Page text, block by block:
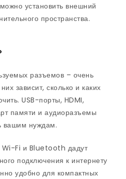
установить внешний
пространства.
разъемов – очень
зависит, сколько и каких
USB-порты, HDMI,
памяти и аудиоразъемы
вашим нуждам.
Wi-Fi и Bluetooth дадут
подключения к интернету
удобно для компактных